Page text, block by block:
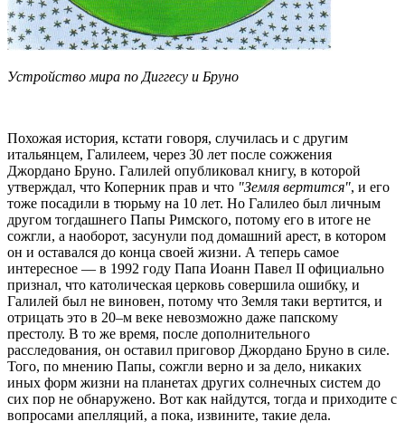
Устройство мира по Диггесу и Бруно
Похожая история, кстати говоря, случилась и с другим
итальянцем, Галилеем, через 30 лет после сожжения
Джордано Бруно. Галилей опубликовал книгу, в которой
утверждал, что Коперник прав и что "Земля вертится", и его
тоже посадили в тюрьму на 10 лет. Но Галилео был личным
другом тогдашнего Папы Римского, потому его в итоге не
сожгли, а наоборот, засунули под домашний арест, в котором
он и оставался до конца своей жизни. А теперь самое
интересное — в 1992 году Папа Иоанн Павел II официально
признал, что католическая церковь совершила ошибку, и
Галилей был не виновен, потому что Земля таки вертится, и
отрицать это в 20–м веке невозможно даже папскому
престолу. В то же время, после дополнительного
расследования, он оставил приговор Джордано Бруно в силе.
Того, по мнению Папы, сожгли верно и за дело, никаких
иных форм жизни на планетах других солнечных систем до
сих пор не обнаружено. Вот как найдутся, тогда и приходите с
вопросами апелляций, а пока, извините, такие дела.